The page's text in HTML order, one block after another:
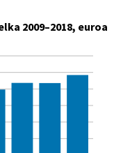
2009–2018, euroa